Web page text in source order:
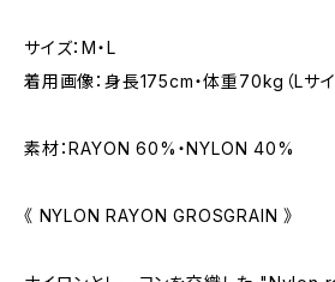
サイズ：M・L
着用画像：身長175cm・体重70kg（Lサイ
素材：RAYON 60%・NYLON 40%
《 NYLON RAYON GROSGRAIN 》